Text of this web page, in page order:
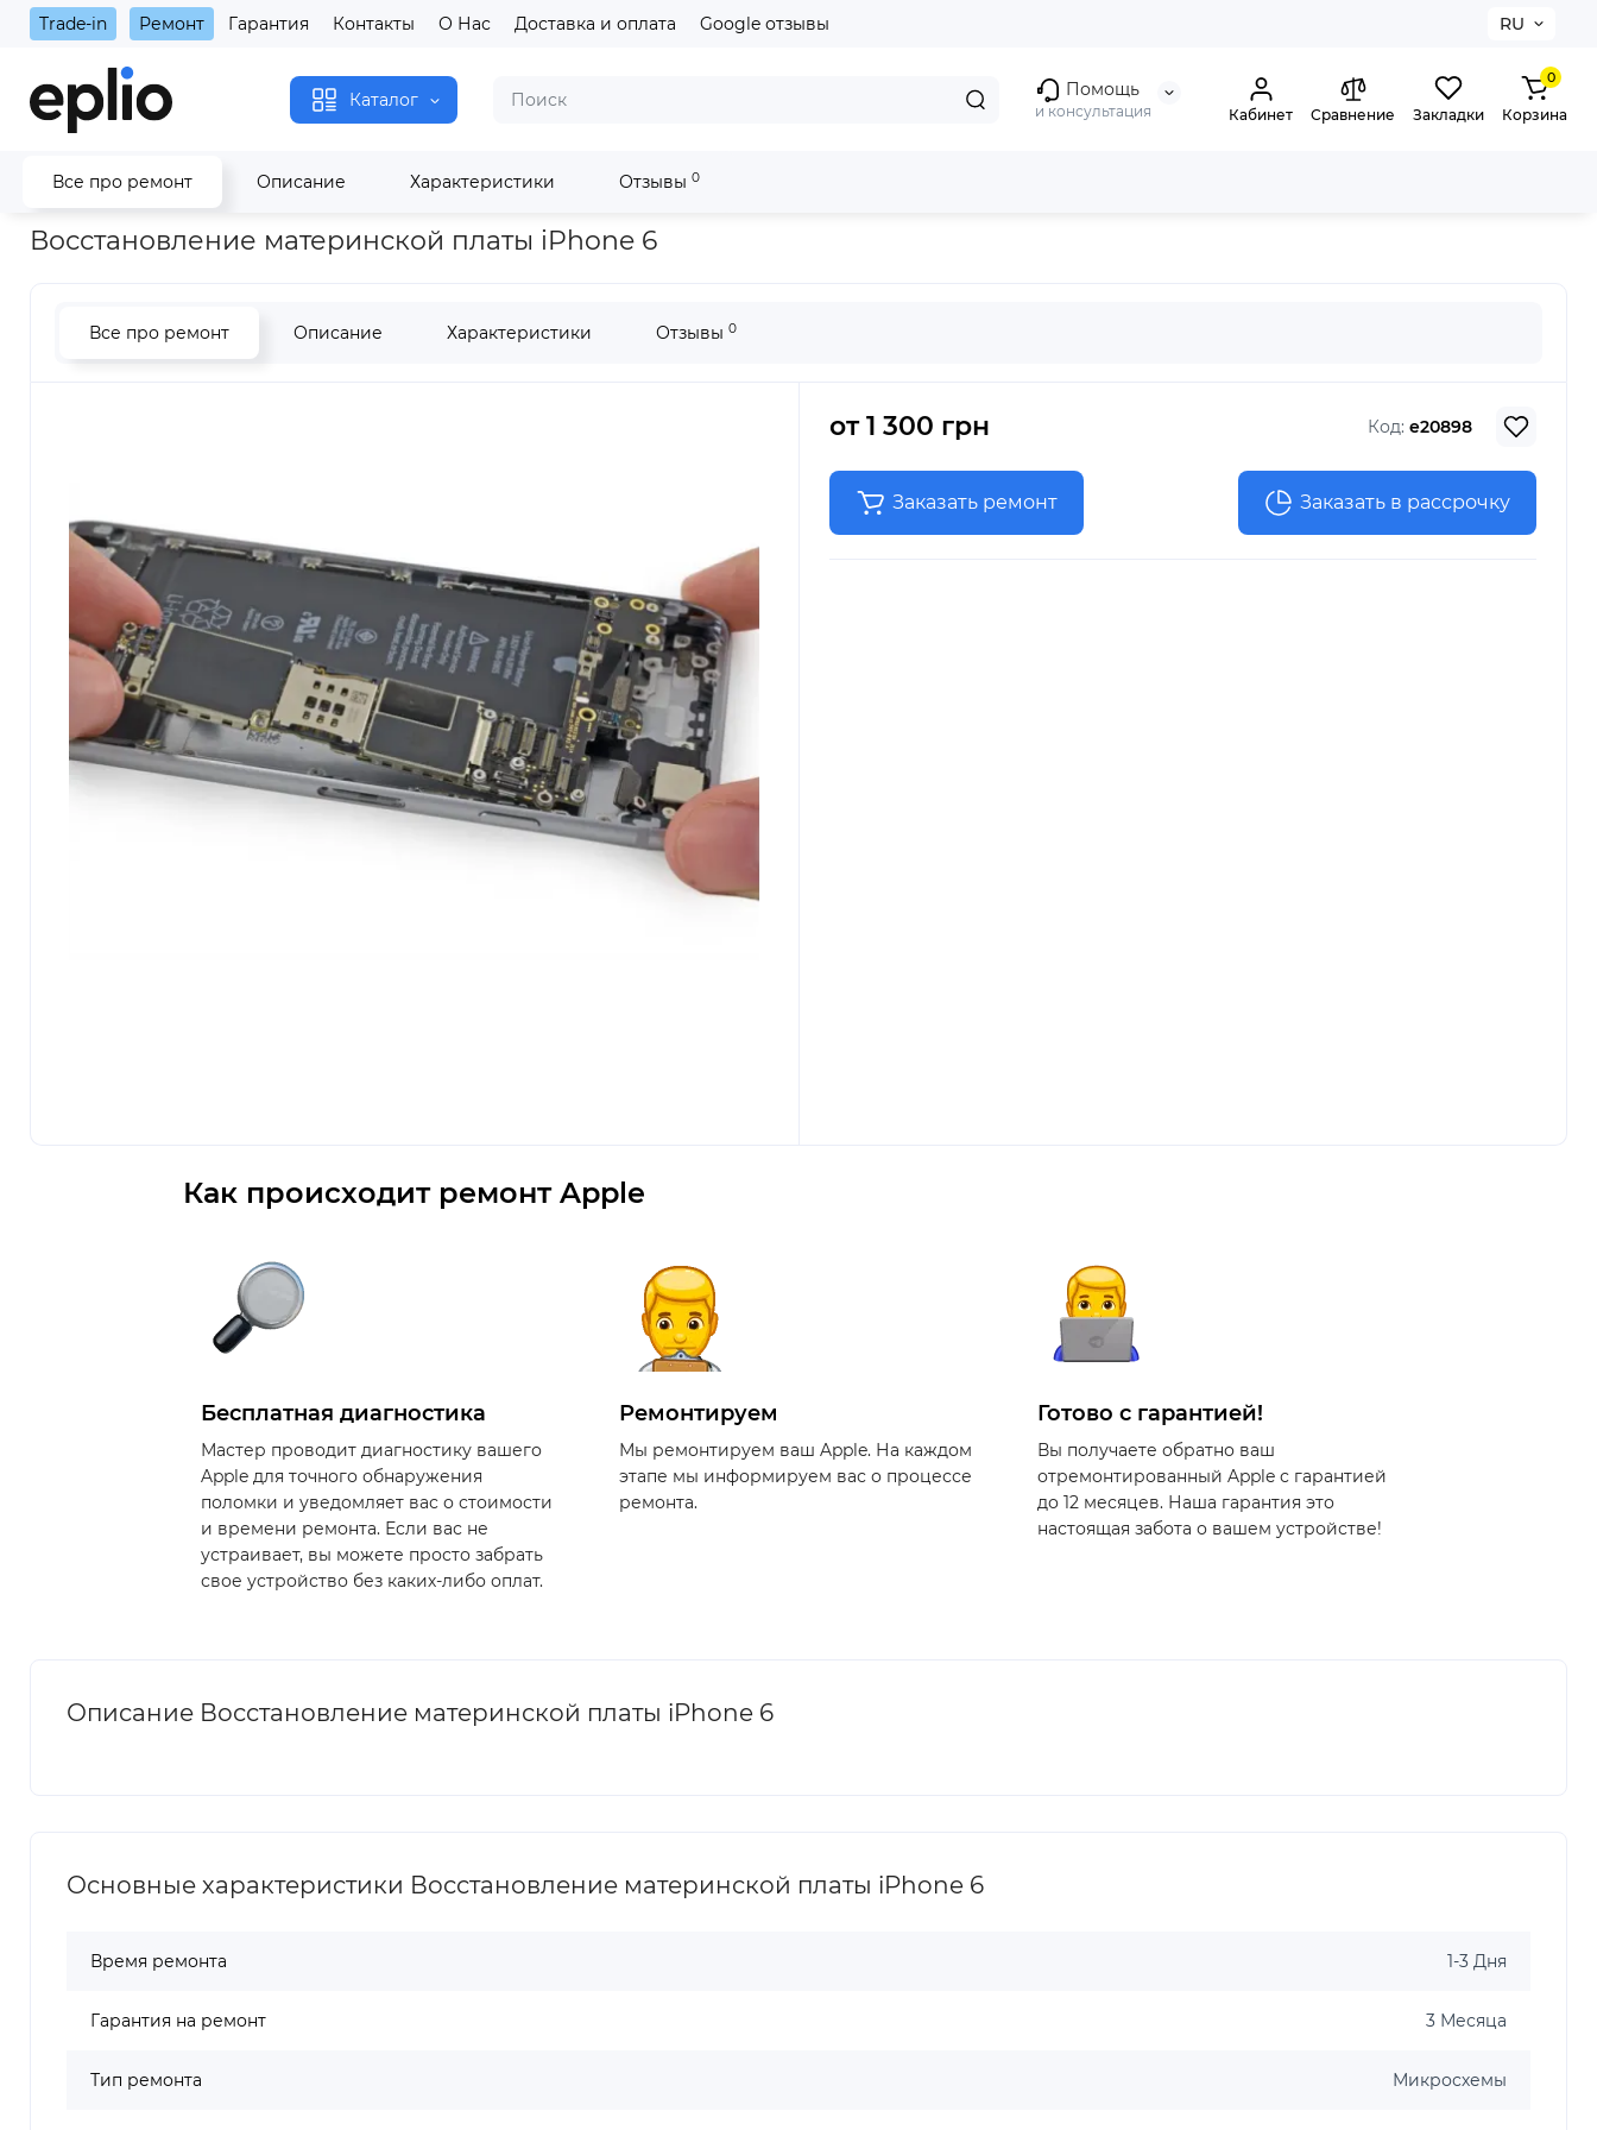
Trade-in Ремонт Гарантия Контакты О Нас Доставка и оплата Google отзывы RU
Каталог Помощь
и консультация Кабинет Сравнение Закладки
0
Корзина
Все про ремонт Описание Характеристики Отзывы 0
Главная Восстановление материнской платы iPhone 6
Восстановление материнской платы iPhone 6
Все про ремонт Описание Характеристики Отзывы 0
от 1 300 грн Код: e20898
Заказать ремонт Заказать в рассрочку
Как происходит ремонт Apple
Бесплатная диагностика
Мастер проводит диагностику вашего
Apple для точного обнаружения
поломки и уведомляет вас о стоимости
и времени ремонта. Если вас не
устраивает, вы можете просто забрать
свое устройство без каких-либо оплат.
Ремонтируем
Мы ремонтируем ваш Apple. На каждом
этапе мы информируем вас о процессе
ремонта.
Готово с гарантией!
Вы получаете обратно ваш
отремонтированный Apple с гарантией
до 12 месяцев. Наша гарантия это
настоящая забота о вашем устройстве!
Описание Восстановление материнской платы iPhone 6
Основные характеристики Восстановление материнской платы iPhone 6
Время ремонта 1-3 Дня
Гарантия на ремонт 3 Месяца
Тип ремонта Микросхемы